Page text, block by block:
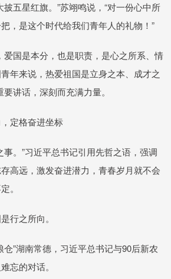
五星红旗。”苏翊鸣说，“对一份心中所
，是这个时代给我们青年人的礼物！”
爱国是本分，也是职责，是心之所系、情
年来说，热爱祖国是立身之本、成才之
讲话，深刻而充满力量。
定格奋进坐标
事。”习近平总书记引用先哲之语，强调
高远，激发奋进潜力，青春岁月就不会
。
行之所向。
仓”湖南常德，习近平总书记与90后新农
忘的对话。